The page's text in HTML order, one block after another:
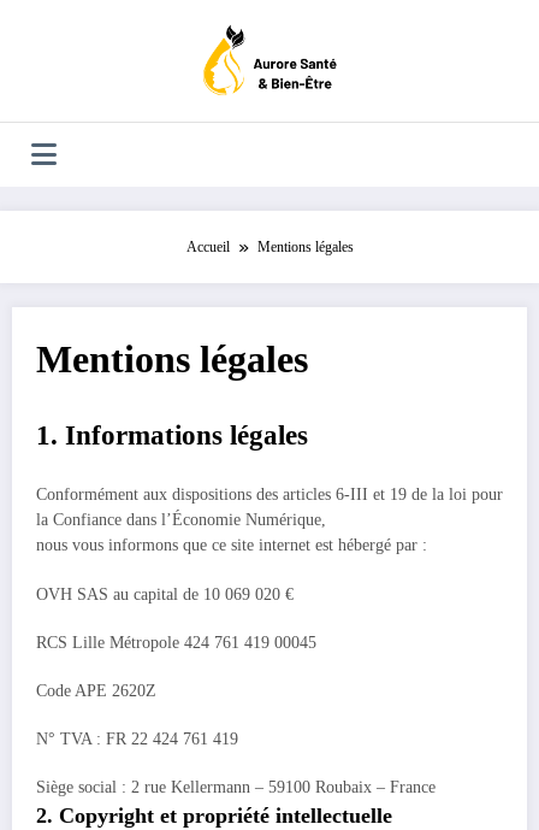
Accueil Mentions légales
Mentions légales
1. Informations légales
Conformément aux dispositions des articles 6-III et 19 de la loi pour
la Confiance dans l’Économie Numérique,
nous vous informons que ce site internet est hébergé par :
OVH SAS au capital de 10 069 020 €
RCS Lille Métropole 424 761 419 00045
Code APE 2620Z
N° TVA : FR 22 424 761 419
Siège social : 2 rue Kellermann – 59100 Roubaix – France
2. Copyright et propriété intellectuelle